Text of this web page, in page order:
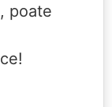
poate